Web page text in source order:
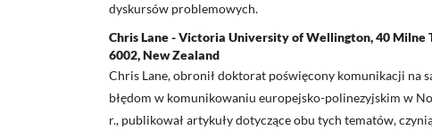
dyskursów problemowych.
Chris Lane - Victoria University of Wellington, 40 Milne
6002, New Zealand
Chris Lane, obronił doktorat poświęcony komunikacji na
błędom w komunikowaniu europejsko-polinezyjskim w
r., publikował artykuły dotyczące obu tych tematów,